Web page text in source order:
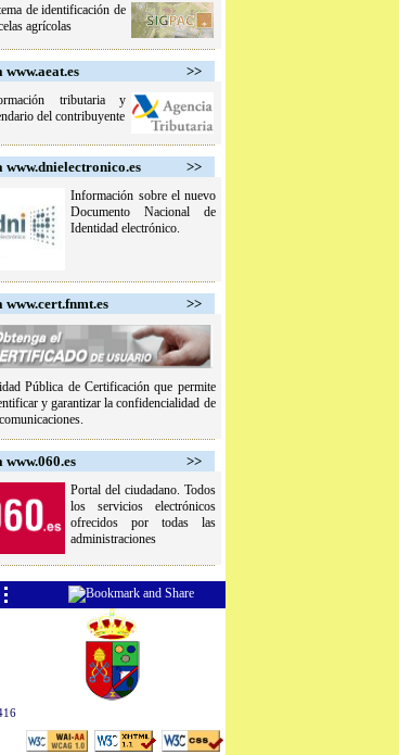
de identificación de
agrícolas
www.aeat.es >>
tributaria y
del contribuyente
www.dnielectronico.es >>
Información sobre el nuevo
Documento Nacional de
Identidad electrónico.
www.cert.fnmt.es >>
Pública de Certificación que permite
y garantizar la confidencialidad de
www.060.es >>
Portal del ciudadano. Todos
los servicios electrónicos
ofrecidos por todas las
administraciones